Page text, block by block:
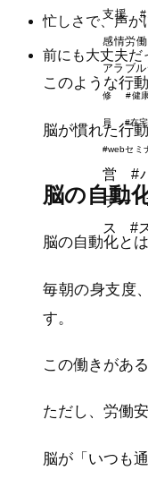
忙しさで、声か
前にも大丈夫だ
このような行
脳が慣れた行
脳の自動
脳の自動化と
毎朝の身支度
す。
この働きがあ
ただし、労働
脳が「いつも
支援
感情労
アラブ
修 #健
員 #在
#webセミ
営
#
ラー
ス
#